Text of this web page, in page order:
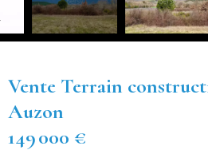
Vente Terrain
Auzon
149 000 €